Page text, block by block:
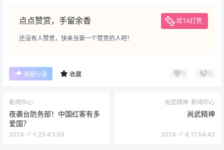
点点赞赏，手留余香 给TA打赏
还没有人赞赏，快来当第一个赞赏的人吧！
海报分享 收藏 0 0
新闻中心
夜袭台防务部！中国红客有多
爱国？
2024-7-1 23:43:39
尚武精神 新闻中心
尚武精神
2024-7-6 17:54:42